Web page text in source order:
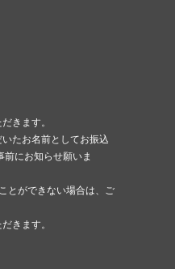
きます。
たお名前としてお振込
にお知らせ願いま
とができない場合は、ご
きます。